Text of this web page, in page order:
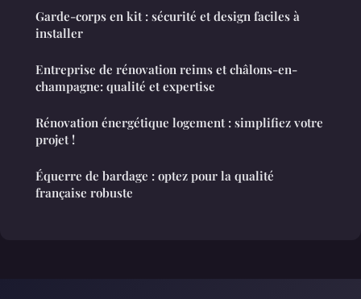
Garde-corps en kit : sécurité et design faciles à
installer
Entreprise de rénovation reims et châlons-en-
champagne: qualité et expertise
Rénovation énergétique logement : simplifiez votre
projet !
Équerre de bardage : optez pour la qualité
française robuste